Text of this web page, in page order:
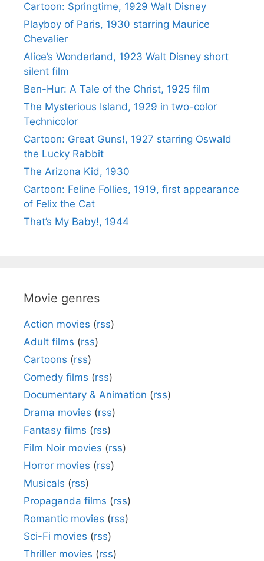
Cartoon: Springtime, 1929 Walt Disney
Playboy of Paris, 1930 starring Maurice
Chevalier
Alice’s Wonderland, 1923 Walt Disney short
silent film
Ben-Hur: A Tale of the Christ, 1925 film
The Mysterious Island, 1929 in two-color
Technicolor
Cartoon: Great Guns!, 1927 starring Oswald
the Lucky Rabbit
The Arizona Kid, 1930
Cartoon: Feline Follies, 1919, first appearance
of Felix the Cat
That’s My Baby!, 1944
Movie genres
Action movies (rss)
Adult films (rss)
Cartoons (rss)
Comedy films (rss)
Documentary & Animation (rss)
Drama movies (rss)
Fantasy films (rss)
Film Noir movies (rss)
Horror movies (rss)
Musicals (rss)
Propaganda films (rss)
Romantic movies (rss)
Sci-Fi movies (rss)
Thriller movies (rss)